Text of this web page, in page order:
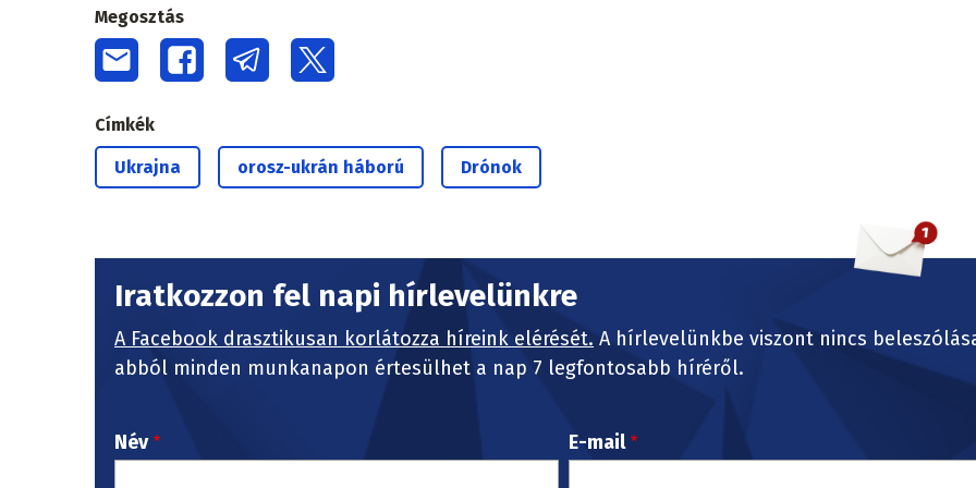
Megosztás
Címkék
Ukrajna orosz-ukrán háború Drónok
Iratkozzon fel napi hírlevelünkre
A Facebook drasztikusan korlátozza híreink elérését. A hírlevelünkbe viszont nincs
abból minden munkanapon értesülhet a nap 7 legfontosabb híréről.
Név E-mail